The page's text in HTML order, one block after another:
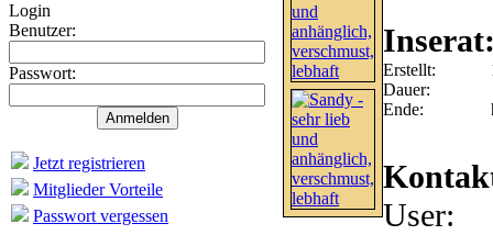
Login
Benutzer:
Passwort:
Jetzt registrieren
Mitglieder Vorteile
Passwort vergessen
Erstellt:
Dauer:
Ende:
User: